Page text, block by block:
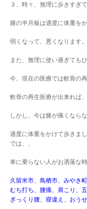
３、時々、無理に歩きすぎ
膝の半月板は適度に体重を
弱くなって、悪くなります
また、無理に使い過ぎても
今、現在の医療では軟骨の
軟骨の再生医療が出来れば
しかし、今は膝が痛くなら
適度に体重をかけて歩きま
では、、
車に乗らない人がお洒落な
久留米市、鳥栖市、みやき
むち打ち、腰痛、肩こり、
ぎっくり腰、寝違え、おう